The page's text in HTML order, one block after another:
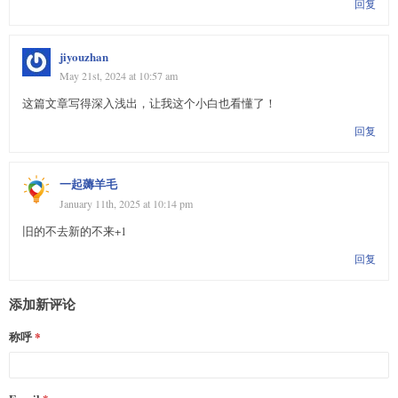
回复
jiyouzhan
May 21st, 2024 at 10:57 am
这篇文章写得深入浅出，让我这个小白也看懂了！
回复
一起薅羊毛
January 11th, 2025 at 10:14 pm
旧的不去新的不来+1
回复
添加新评论
称呼